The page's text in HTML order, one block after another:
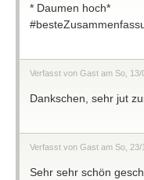
* Daumen hoch*
Verfasst von Gast am So, 13/
Dankschen, sehr jut
Verfasst von Gast am So, 23/
Sehr sehr schön